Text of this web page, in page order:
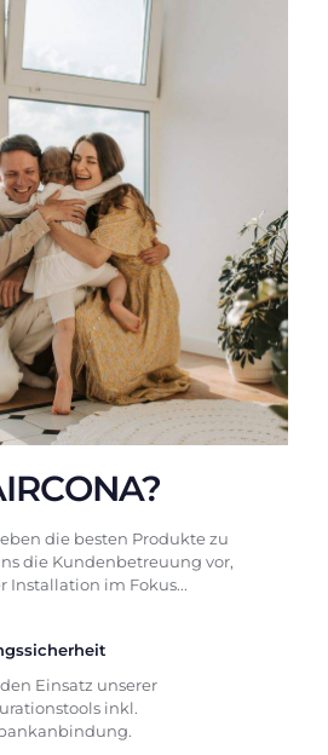
die besten Produkte zu
die Kundenbetreuung vor,
Installation im Fokus...
Einsatz unserer
inkl.